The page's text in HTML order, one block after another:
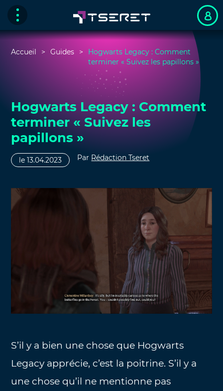
Accueil Guides
Hogwarts Legacy : Comment
terminer « Suivez les papillons »
Hogwarts Legacy : Comment
terminer « Suivez les
papillons »
le 13.04.2023 Par Rédaction Tseret
S’il y a bien une chose que Hogwarts
Legacy apprécie, c’est la poitrine. S’il y a
une chose qu’il ne mentionne pas